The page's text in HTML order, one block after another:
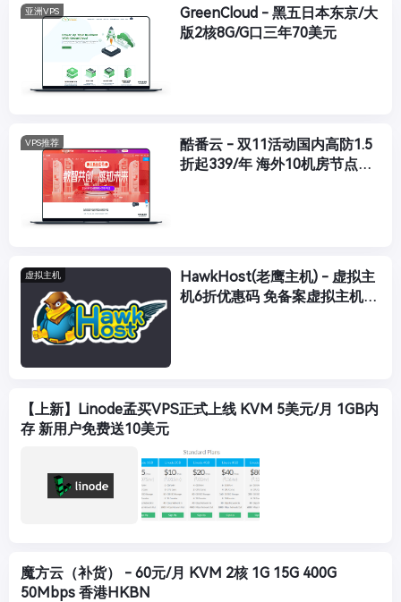
亚洲VPS
GreenCloud - 黑五日本东京/大
版2核8G/G口三年70美元
VPS推荐
酷番云 - 双11活动国内高防1.5
折起339/年 海外10机房节点
虚拟主机
HawkHost(老鹰主机) - 虚拟主
机6折优惠码 免备案虚拟主机
【上新】Linode孟买VPS正式上线 KVM 5美元/月 1GB内
存 新用户免费送10美元
魔方云（补货） - 60元/月 KVM 2核 1G 15G 400G
50Mbps 香港HKBN